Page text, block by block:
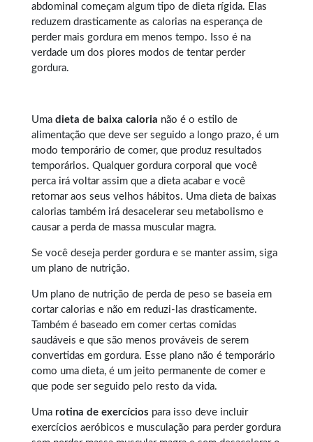
abdominal começam algum tipo de dieta rígida. Elas
reduzem drasticamente as calorias na esperança de
perder mais gordura em menos tempo. Isso é na
verdade um dos piores modos de tentar perder
gordura.
Uma dieta de baixa caloria não é o estilo de
alimentação que deve ser seguido a longo prazo, é um
modo temporário de comer, que produz resultados
temporários. Qualquer gordura corporal que você
perca irá voltar assim que a dieta acabar e você
retornar aos seus velhos hábitos. Uma dieta de baixas
calorias também irá desacelerar seu metabolismo e
causar a perda de massa muscular magra.
Se você deseja perder gordura e se manter assim, siga
um plano de nutrição.
Um plano de nutrição de perda de peso se baseia em
cortar calorias e não em reduzi-las drasticamente.
Também é baseado em comer certas comidas
saudáveis e que são menos prováveis de serem
convertidas em gordura. Esse plano não é temporário
como uma dieta, é um jeito permanente de comer e
que pode ser seguido pelo resto da vida.
Uma rotina de exercícios para isso deve incluir
exercícios aeróbicos e musculação para perder gordura